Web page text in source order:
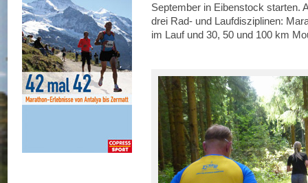
September in Eibenstock starten.
drei Rad- und Laufdisziplinen:
im Lauf und 30, 50 und 100 km